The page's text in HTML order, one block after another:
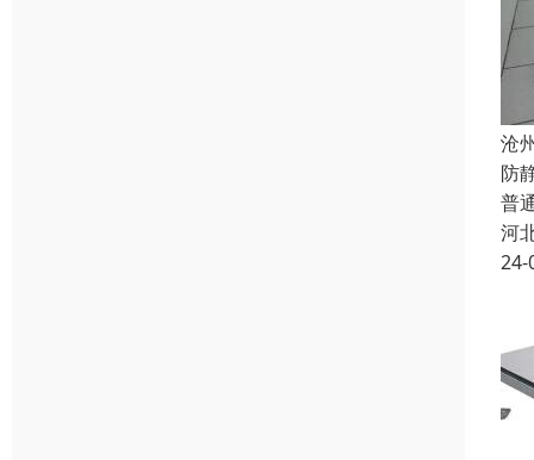
沧
防
普
河
24-